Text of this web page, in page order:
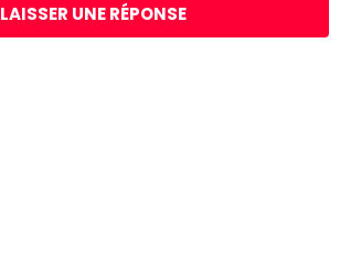
LAISSER UNE RÉPONSE